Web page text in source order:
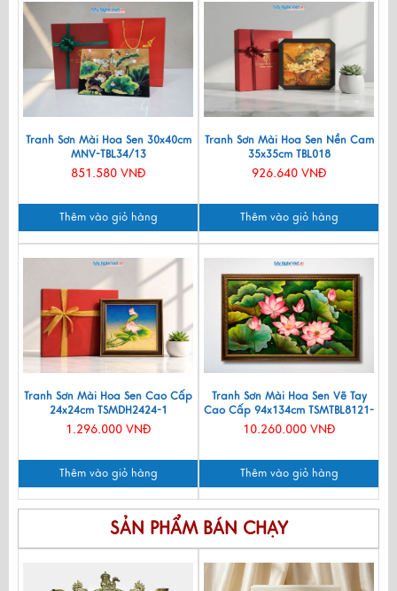
Tranh Sơn Mài Hoa Sen 30x40cm
MNV-TBL34/13
851.580 VNĐ
Thêm vào giỏ hàng
Tranh Sơn Mài Hoa Sen Nền Cam
35x35cm TBL018
926.640 VNĐ
Thêm vào giỏ hàng
Tranh Sơn Mài Hoa Sen Cao Cấp
24x24cm TSMDH2424-1
1.296.000 VNĐ
Thêm vào giỏ hàng
Tranh Sơn Mài Hoa Sen Vẽ Tay
Cao Cấp 94x134cm TSMTBL8121-
1
10.260.000 VNĐ
Thêm vào giỏ hàng
SẢN PHẨM BÁN CHẠY